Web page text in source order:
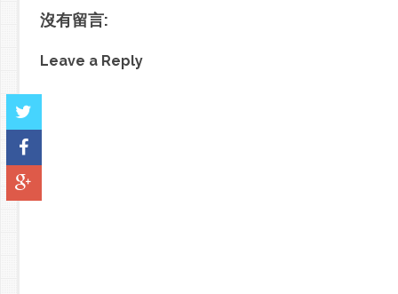
沒有留言:
Leave a Reply